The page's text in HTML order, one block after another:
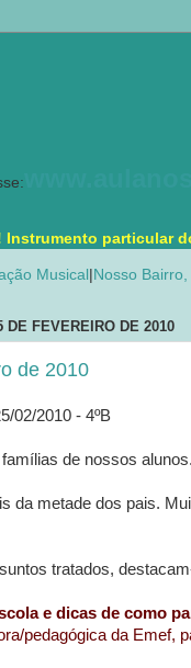
particular
Musical Nosso
DE FEVEREIRO DE 2010
de 2010
02/2010 - 4ºB
de nossos alunos.
da metade dos pais.
tratados,
e dicas de como
pedagógica da Emef,